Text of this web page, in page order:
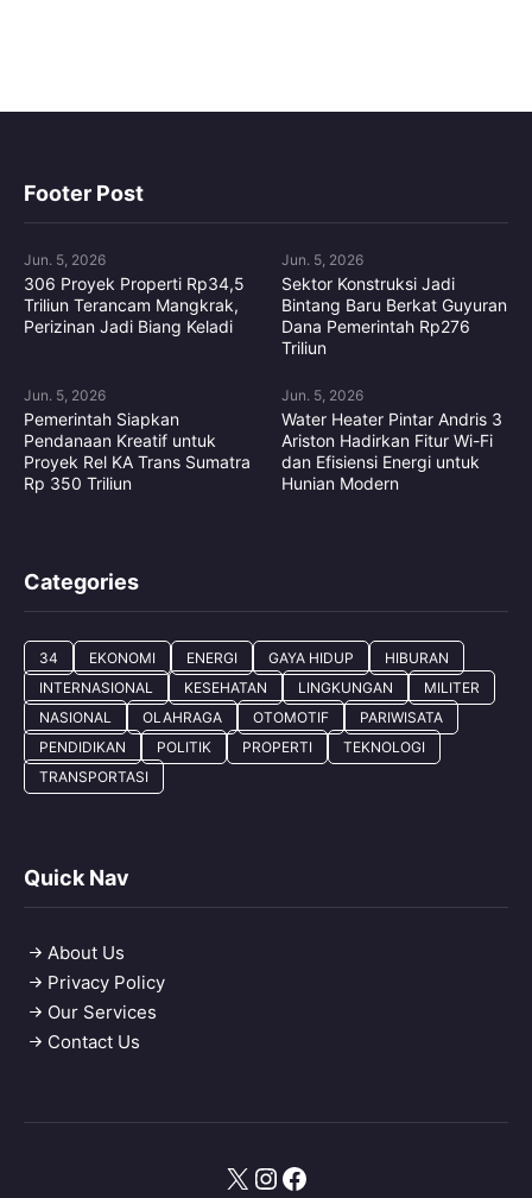
Footer Post
Jun. 5, 2026
306 Proyek Properti Rp34,5
Triliun Terancam Mangkrak,
Perizinan Jadi Biang Keladi
Jun. 5, 2026
Sektor Konstruksi Jadi
Bintang Baru Berkat Guyuran
Dana Pemerintah Rp276
Triliun
Jun. 5, 2026
Pemerintah Siapkan
Pendanaan Kreatif untuk
Proyek Rel KA Trans Sumatra
Rp 350 Triliun
Jun. 5, 2026
Water Heater Pintar Andris 3
Ariston Hadirkan Fitur Wi-Fi
dan Efisiensi Energi untuk
Hunian Modern
Categories
34 EKONOMI ENERGI GAYA HIDUP
HIBURAN
INTERNASIONAL
KESEHATAN LINGKUNGAN
MILITER
NASIONAL
OLAHRAGA OTOMOTIF
PARIWISATA
PENDIDIKAN
POLITIK PROPERTI
TEKNOLOGI
TRANSPORTASI
Quick Nav
About Us
Privacy Policy
Our Services
Contact Us
X Instagram
Facebook